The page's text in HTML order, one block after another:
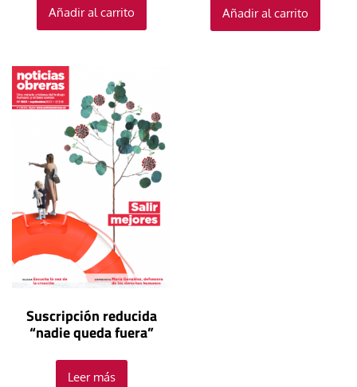
Añadir al carrito Añadir al carrito
Suscripción reducida
“nadie queda fuera”
Leer más